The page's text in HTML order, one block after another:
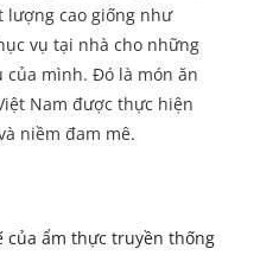
lượng cao giống như
vụ tại nhà cho những
của mình. Đó là món ăn
Nam được thực hiện
niềm đam mê.
của ẩm thực truyền thống